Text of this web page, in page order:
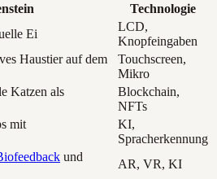
Technologie
Ei
LCD,
Knopfeingaben
Haustier auf dem
Touchscreen,
Mikro
Katzen als
Blockchain,
NFTs
mit
KI,
Spracherkennung
und
AR, VR, KI